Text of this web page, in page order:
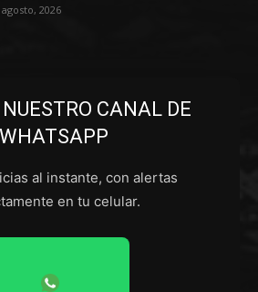
agosto, 2026
CANAL DE
WHATSAPP
al instante, con alertas
en tu celular.